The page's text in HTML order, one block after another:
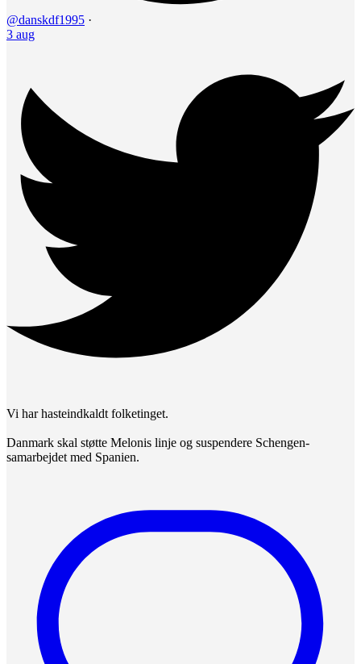
@danskdf1995 ·
3 aug
Vi har hasteindkaldt folketinget.
Danmark skal støtte Melonis linje og suspendere Schengen-
samarbejdet med Spanien.